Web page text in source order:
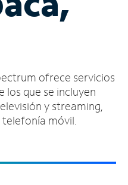
ofrece servicios
los que se incluyen
y streaming,
móvil.